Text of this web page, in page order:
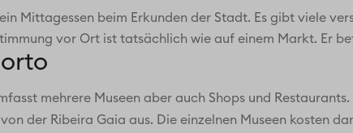
Mittagessen beim Erkunden der Stadt. Es gibt viele
vor Ort ist tatsächlich wie auf einem Markt. Er
mehrere Museen aber auch Shops und
der Ribeira Gaia aus. Die einzelnen Museen kosten